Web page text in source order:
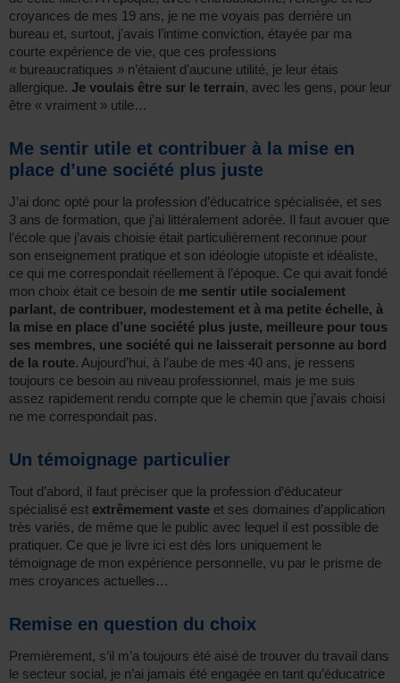
croyances de mes 19 ans, je ne me voyais pas derrière un
bureau et, surtout, j’avais l’intime conviction, étayée par ma
courte expérience de vie, que ces professions
« bureaucratiques » n’étaient d’aucune utilité, je leur étais
allergique. Je voulais être sur le terrain, avec les gens, pour leur
être « vraiment » utile…
Me sentir utile et contribuer à la mise en
place d’une société plus juste
J’ai donc opté pour la profession d’éducatrice spécialisée, et ses
3 ans de formation, que j’ai littéralement adorée. Il faut avouer que
l’école que j’avais choisie était particulièrement reconnue pour
son enseignement pratique et son idéologie utopiste et idéaliste,
ce qui me correspondait réellement à l’époque. Ce qui avait fondé
mon choix était ce besoin de me sentir utile socialement
parlant, de contribuer, modestement et à ma petite échelle, à
la mise en place d’une société plus juste, meilleure pour tous
ses membres, une société qui ne laisserait personne au bord
de la route. Aujourd’hui, à l’aube de mes 40 ans, je ressens
toujours ce besoin au niveau professionnel, mais je me suis
assez rapidement rendu compte que le chemin que j’avais choisi
ne me correspondait pas.
Un témoignage particulier
Tout d’abord, il faut préciser que la profession d’éducateur
spécialisé est extrêmement vaste et ses domaines d’application
très variés, de même que le public avec lequel il est possible de
pratiquer. Ce que je livre ici est dès lors uniquement le
témoignage de mon expérience personnelle, vu par le prisme de
mes croyances actuelles…
Remise en question du choix
Premièrement, s’il m’a toujours été aisé de trouver du travail dans
le secteur social, je n’ai jamais été engagée en tant qu’éducatrice